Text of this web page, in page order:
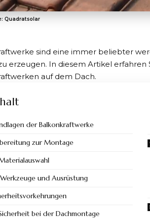
Quadratsolar
sind eine immer beliebter
erzeugen. In diesem Artikel
auf dem Dach.
der Balkonkraftwerke
zur Montage
Werkzeuge und Ausrüstung
bei der Dachmontage